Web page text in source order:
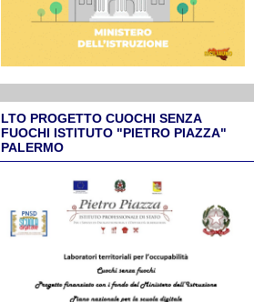
LTO PROGETTO CUOCHI SENZA
FUOCHI ISTITUTO "PIETRO PIAZZA"
PALERMO